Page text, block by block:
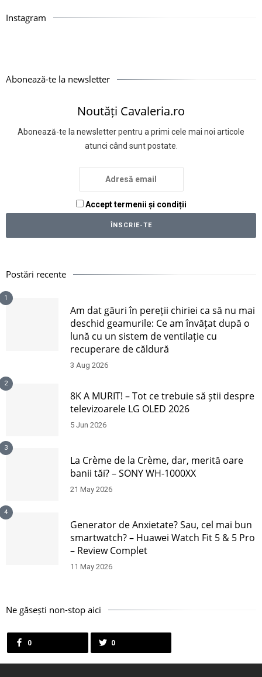
Instagram
Abonează-te la newsletter
Noutăți Cavaleria.ro
Abonează-te la newsletter pentru a primi cele mai noi articole
atunci când sunt postate.
Accept termenii și condiții
Postări recente
1
Am dat găuri în pereții chiriei ca să nu mai
deschid geamurile: Ce am învățat după o
lună cu un sistem de ventilație cu
recuperare de căldură
3 Aug 2026
2
8K A MURIT! – Tot ce trebuie să știi despre
televizoarele LG OLED 2026
5 Jun 2026
3
La Crème de la Crème, dar, merită oare
banii tăi? – SONY WH-1000XX
21 May 2026
4
Generator de Anxietate? Sau, cel mai bun
smartwatch? – Huawei Watch Fit 5 & 5 Pro
– Review Complet
11 May 2026
Ne găsești non-stop aici
0 0